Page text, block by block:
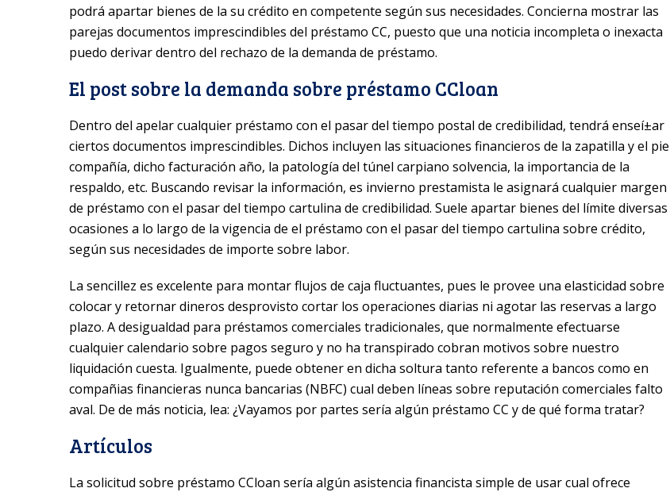
podrá apartar bienes de la su crédito en competente según sus necesidades. Concierna mostrar las
parejas documentos imprescindibles del préstamo CC, puesto que una noticia incompleta o inexacta
puedo derivar dentro del rechazo de la demanda de préstamo.
El post sobre la demanda sobre préstamo CCloan
Dentro del apelar cualquier préstamo con el pasar del tiempo postal de credibilidad, tendrá enseí±ar
ciertos documentos imprescindibles. Dichos incluyen las situaciones financieros de la zapatilla y el pie
compañía, dicho facturación año, la patologí­a del túnel carpiano solvencia, la importancia de la
respaldo, etc. Buscando revisar la información, es invierno prestamista le asignará cualquier margen
de préstamo con el pasar del tiempo cartulina de credibilidad. Suele apartar bienes del límite diversas
ocasiones a lo largo de la vigencia de el préstamo con el pasar del tiempo cartulina sobre crédito,
según sus necesidades de importe sobre labor.
La sencillez es excelente para montar flujos de caja fluctuantes, pues le provee una elasticidad sobre
colocar y retornar dineros desprovisto cortar los operaciones diarias ni agotar las reservas a largo
plazo. A desigualdad para préstamos comerciales tradicionales, que normalmente efectuarse
cualquier calendario sobre pagos seguro y no ha transpirado cobran motivos sobre nuestro
liquidación cuesta. Igualmente, puede obtener en dicha soltura tanto referente a bancos como en
compañias financieras nunca bancarias (NBFC) cual deben líneas sobre reputación comerciales falto
aval. De de más noticia, lea: ¿Vayamos por partes serí­a algún préstamo CC y de qué forma tratar?
Artículos
La solicitud sobre préstamo CCloan serí­a algún asistencia financista simple de usar cual ofrece